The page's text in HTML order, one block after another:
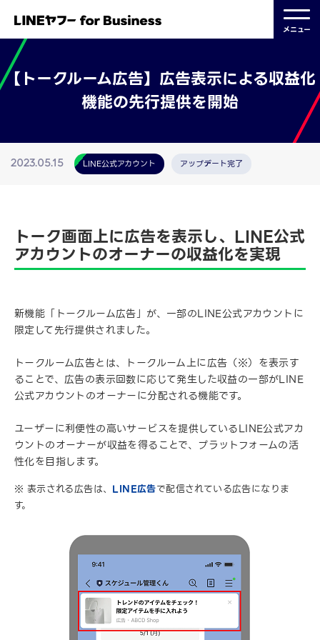
メニュー
【トークルーム広告】広告表示による収益化
機能の先行提供を開始
2023.05.15 LINE公式アカウント アップデート完了
トーク画面上に広告を表示し、LINE公式
アカウントのオーナーの収益化を実現
新機能「トークルーム広告」が、一部のLINE公式アカウントに
限定して先行提供されました。
トークルーム広告とは、トークルーム上に広告（※）を表示す
ることで、広告の表示回数に応じて発生した収益の一部がLINE
公式アカウントのオーナーに分配される機能です。
ユーザーに利便性の高いサービスを提供しているLINE公式アカ
ウントのオーナーが収益を得ることで、プラットフォームの活
性化を目指します。
※ 表示される広告は、 LINE広告で配信されている広告になりま
す。